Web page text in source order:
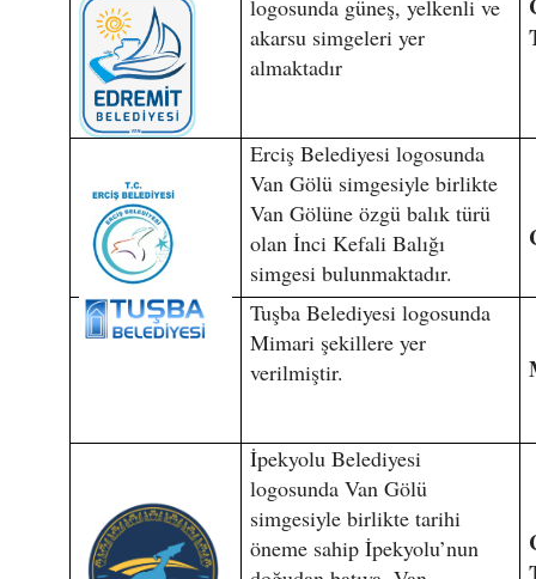
logosunda güneş, yelkenli ve
akarsu simgeleri yer
almaktadır
Erciş Belediyesi logosunda
Van Gölü simgesiyle birlikte
Van Gölüne özgü balık türü
olan İnci Kefali Balığı
simgesi bulunmaktadır.
Tuşba Belediyesi logosunda
Mimari şekillere yer
verilmiştir.
İpekyolu Belediyesi
logosunda Van Gölü
simgesiyle birlikte tarihi
öneme sahip İpekyolu’nun